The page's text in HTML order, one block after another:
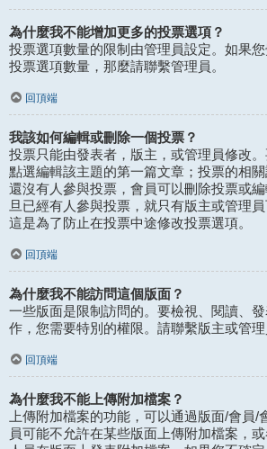
為什麼我不能增加更多的投票選項？
投票選項數量的限制由管理員設定。如果
投票選項數量，那麼請聯繫管理員。
回頂端
我該如何編輯或刪除一個投票？
投票只能由發表者，版主，或管理員修改
點選編輯該主題的第一篇文章；投票的相
還沒有人參與投票，會員可以刪除投票或
旦已經有人參與投票，就只有版主或管理員
這是為了防止在投票中途修改投票選項。
回頂端
為什麼我不能訪問這個版面？
一些版面是限制訪問的。要檢視、閱讀、
作，您需要特別的權限。請聯繫版主或管理
回頂端
為什麼我不能上傳附加檔案？
上傳附加檔案的功能，可以通過版面/會員/
員可能不允許在某些版面上傳附加檔案，